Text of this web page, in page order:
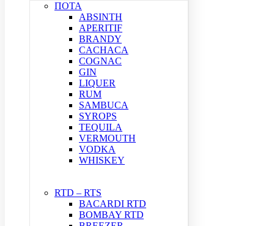
ΠΟΤΑ
ABSINTH
APERITIF
BRANDY
CACHACA
COGNAC
GIN
LIQUER
RUM
SAMBUCA
SYROPS
TEQUILA
VERMOUTH
VODKA
WHISKEY
RTD – RTS
BACARDI RTD
BOMBAY RTD